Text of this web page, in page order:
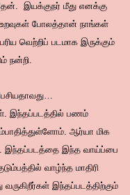
இயக்குநர் மீது எனக்கு
உறவுகள் போலத்தான் நாங்கள்
வெற்றிப் படமாக இருக்கும்
நன்றி.
இந்தப்படத்தில் பணம்
ஆர்யா மிக
இந்தப்படத்தை இந்த வாய்ப்பை
வாழ்ந்த மாதிரி
இந்தப்படத்திற்கும்